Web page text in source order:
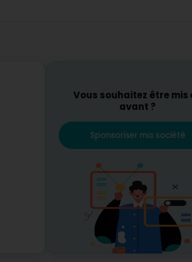
Vous souhaitez être mis
avant ?
Sponsoriser ma société